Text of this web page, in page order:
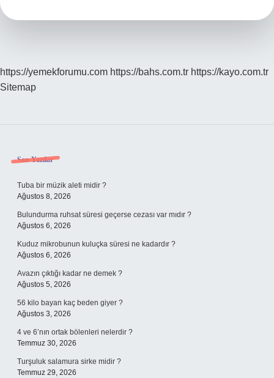
https://yemekforumu.com https://bahs.com.tr https://kayo.com.tr
Sitemap
Sidebar
Son Yazılar
Tuba bir müzik aleti midir ?
Ağustos 8, 2026
Bulundurma ruhsat süresi geçerse cezası var mıdır ?
Ağustos 6, 2026
Kuduz mikrobunun kuluçka süresi ne kadardır ?
Ağustos 6, 2026
Avazın çıktığı kadar ne demek ?
Ağustos 5, 2026
56 kilo bayan kaç beden giyer ?
Ağustos 3, 2026
4 ve 6’nın ortak bölenleri nelerdir ?
Temmuz 30, 2026
Turşuluk salamura sirke midir ?
Temmuz 29, 2026